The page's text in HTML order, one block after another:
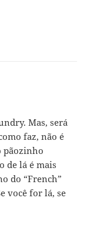
Mas, será
faz, não é
pãozinho
de lá é mais
do “French”
você for lá, se